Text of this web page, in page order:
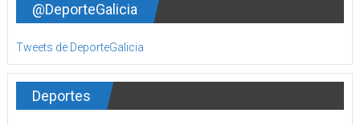
@DeporteGalicia
Tweets de DeporteGalicia
Deportes